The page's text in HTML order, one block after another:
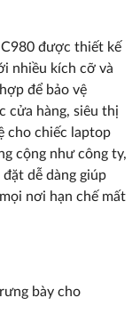
được thiết kế
nhiều kích cỡ và
để bảo vệ
cửa hàng, siêu thị
cho chiếc laptop
cộng như công ty,
dễ dàng giúp
nơi hạn chế mất
bày cho